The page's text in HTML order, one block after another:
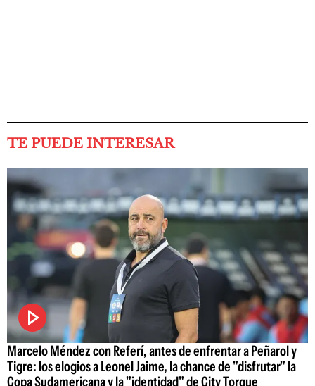
TE PUEDE INTERESAR
Marcelo Méndez con Referí, antes de enfrentar a Peñarol y
Tigre: los elogios a Leonel Jaime, la chance de "disfrutar" la
Copa Sudamericana y la "identidad" de City Torque